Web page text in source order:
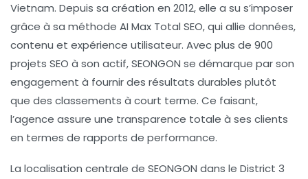
Vietnam. Depuis sa création en 2012, elle a su s’imposer
grâce à sa méthode AI Max Total SEO, qui allie données,
contenu et expérience utilisateur. Avec plus de 900
projets SEO à son actif, SEONGON se démarque par son
engagement à fournir des résultats durables plutôt
que des classements à court terme. Ce faisant,
l’agence assure une transparence totale à ses clients
en termes de rapports de performance.
La localisation centrale de SEONGON dans le District 3